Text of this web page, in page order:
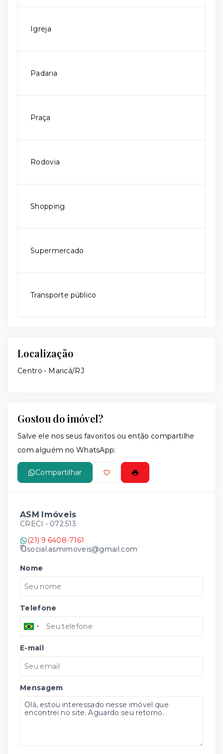
Igreja
Padaria
Praça
Rodovia
Shopping
Supermercado
Transporte público
Localização
Centro - Maricá/RJ
Gostou do imóvel?
Salve ele nos seus favoritos ou então compartilhe
com alguém no WhatsApp:
Compartilhar
ASM Imóveis
CRECI - 072.513
(21) 9 6408-7161
social.asmimoveis@gmail.com
Nome
Telefone
E-mail
Mensagem